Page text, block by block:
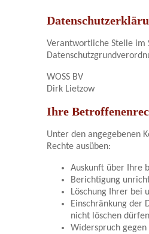
Verantwortliche Stelle im
WOSS BV
Dirk Lietzow
Ihre
Unter den angegebenen
Rechte ausüben:
Auskunft über Ihre
Berichtigung
Löschung Ihrer bei
Einschränkung der
nicht löschen
Widerspruch